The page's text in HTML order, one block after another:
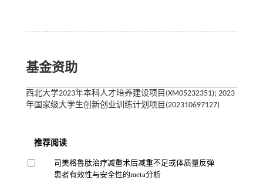
基金资助
西北大学2023年本科人才培养建设项目(XM05232351); 2023
年国家级大学生创新创业训练计划项目(202310697127)